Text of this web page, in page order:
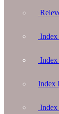
Index
Index
Index
Index